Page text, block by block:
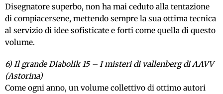
Disegnatore superbo, non ha mai ceduto alla tentazione
di compiacersene, mettendo sempre la sua ottima tecnica
al servizio di idee sofisticate e forti come quella di questo
volume.
6) Il grande Diabolik 15 – I misteri di vallenberg di AAVV
(Astorina)
Come ogni anno, un volume collettivo di ottimo autori